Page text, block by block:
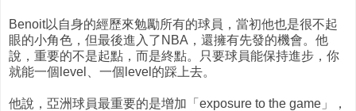
Benoit以自身的經歷來勉勵所有的球員，當初他也是很不起
眼的小角色，但最後進入了NBA，還擁有先發的機會。他
說，重要的不是起點，而是終點。只要球員能保持進步，你
就能一個level、一個level的踩上去。
他說，亞洲球員最重要的是增加「exposure to the game」，